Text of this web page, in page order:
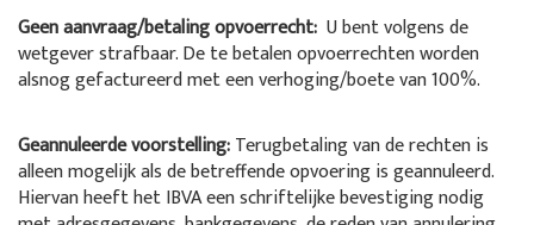
Geen aanvraag/betaling opvoerrecht: U bent volgens de
wetgever strafbaar. De te betalen opvoerrechten worden
alsnog gefactureerd met een verhoging/boete van 100%.
Geannuleerde voorstelling:Terugbetaling van de rechten is
alleen mogelijk als de betreffende opvoering is geannuleerd.
Hiervan heeft het IBVA een schriftelijke bevestiging nodig